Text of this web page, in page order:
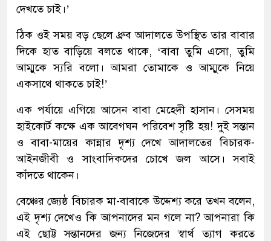
দেখতে চাই।’
ঠিক ওই সময় বড় ছেলে ধ্রুব আদালতে উপস্থিত তার বাবার
দিকে হাত বাড়িয়ে বলতে থাকে, ‘বাবা তুমি এসো, তুমি
আম্মুকে স্যরি বলো। আমরা তোমাকে ও আম্মুকে নিয়ে
একসাথে থাকতে চাই!’
এক পর্যায়ে এগিয়ে আসেন বাবা মেহেদী হাসান। সেসময়
হাইকোর্ট কক্ষে এক আবেগঘন পরিবেশ সৃষ্টি হয়! দুই সন্তান
ও বাবা-মায়ের কান্নার দৃশ্য দেখে আদালতের বিচারক-
আইনজীবী ও সাংবাদিকদের চোখে জল আসে। সবাই
কাঁদতে থাকেন।
বেঞ্চের জ্যেষ্ঠ বিচারক মা-বাবাকে উদ্দেশ্য করে তখন বলেন,
এই দৃশ্য দেখেও কি আপনাদের মন গলে না? আপনারা কি
এই ছোট্ট সন্তানদের জন্য নিজেদের স্বার্থ ত্যাগ করতে